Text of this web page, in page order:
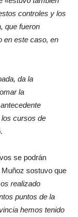
controles y los
que fueron
en este caso, en
da la
la
cursos de
se podrán
sostuvo que
realizado
puntos de la
hemos tenido